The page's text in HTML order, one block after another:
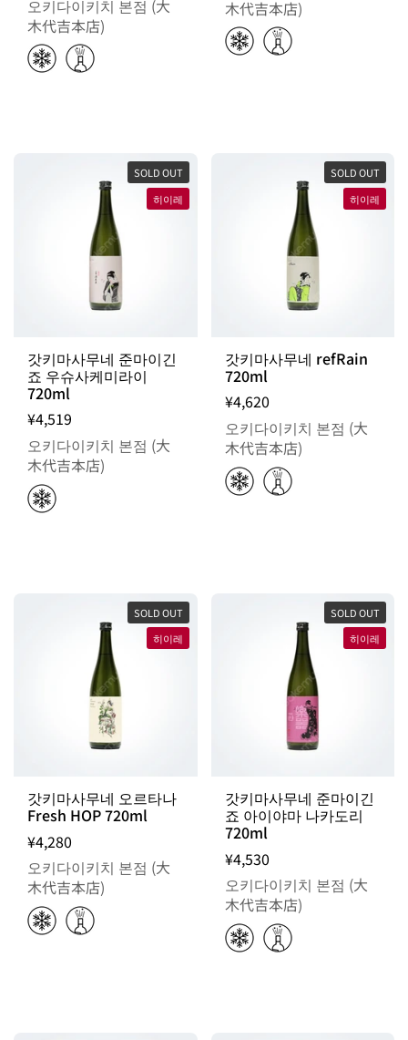
오키다이키치 본점 (大
木代吉本店)
木代吉本店)
갓키마사무네 준마이긴
죠 우슈사케미라이
720ml
¥4,519
오키다이키치 본점 (大
木代吉本店)
SOLD OUT
히이레
갓키마사무네 refRain
720ml
¥4,620
오키다이키치 본점 (大
木代吉本店)
SOLD OUT
히이레
갓키마사무네 오르타나
Fresh HOP 720ml
¥4,280
오키다이키치 본점 (大
木代吉本店)
SOLD OUT
히이레
갓키마사무네 준마이긴
죠 아이야마 나카도리
720ml
¥4,530
오키다이키치 본점 (大
木代吉本店)
SOLD OUT
히이레